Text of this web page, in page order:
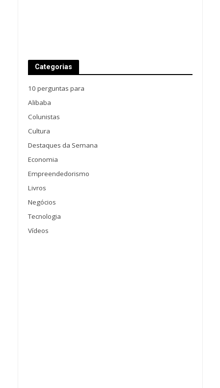
Categorias
10 perguntas para
Alibaba
Colunistas
Cultura
Destaques da Semana
Economia
Empreendedorismo
Livros
Negócios
Tecnologia
Vídeos